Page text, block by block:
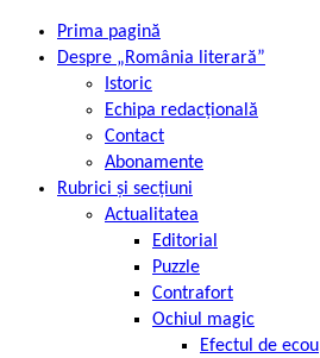
Prima pagină
Despre „România literară”
Istoric
Echipa redacțională
Contact
Abonamente
Rubrici și secțiuni
Actualitatea
Editorial
Puzzle
Contrafort
Ochiul magic
Efectul de ecou